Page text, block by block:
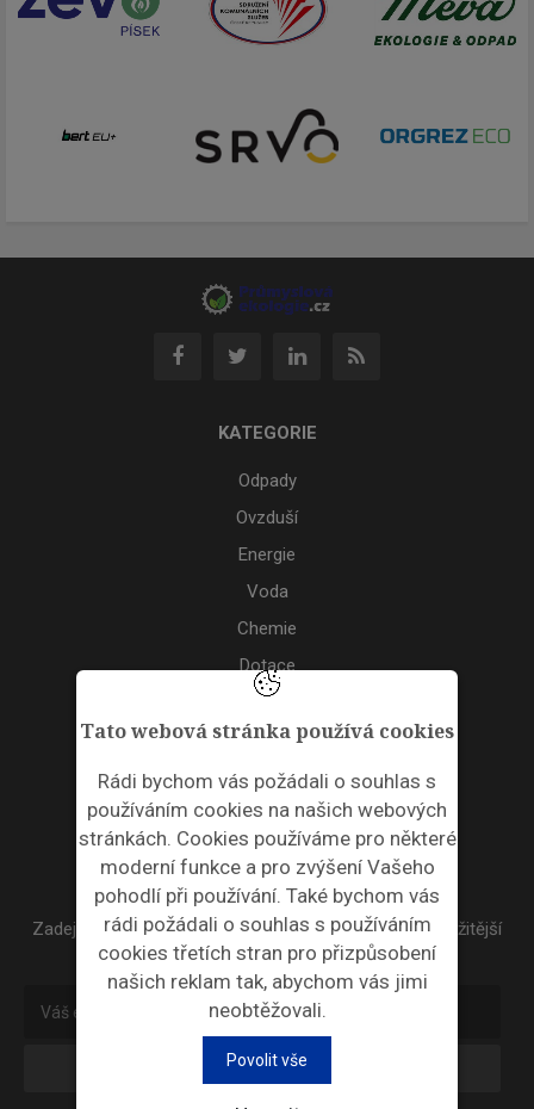
Tato webová stránka používá cookies
Rádi bychom vás požádali o souhlas s
používáním cookies na našich webových
stránkách. Cookies používáme pro některé
moderní funkce a pro zvýšení Vašeho
pohodlí při používání. Také bychom vás
rádi požádali o souhlas s používáním
cookies třetích stran pro přizpůsobení
našich reklam tak, abychom vás jimi
neobtěžovali.
Povolit vše
KATEGORIE
Odpady
Ovzduší
Energie
Voda
Chemie
Dotace
Akce
ODPADNÍ PLASTY
NEWSLETTER
Zadejte váš email a my Vám budeme zasílat ty nejdůležitější
informace, maximálně 1x týdně.
Odebírat